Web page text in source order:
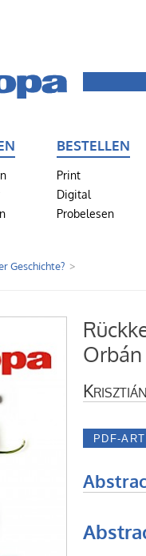
BESTELLEN
Print
Digital
Probelesen
Geschichte?